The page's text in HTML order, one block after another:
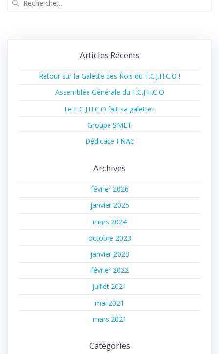
Articles Récents
Retour sur la Galette des Rois du F.C.J.H.C.O !
Assemblée Générale du F.C.J.H.C.O
Le F.C.J.H.C.O fait sa galette !
Groupe SMET
Dédicace FNAC
Archives
février 2026
janvier 2025
mars 2024
octobre 2023
janvier 2023
février 2022
juillet 2021
mai 2021
mars 2021
Catégories